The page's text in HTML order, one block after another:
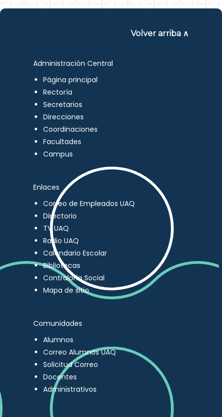
Volver arriba ∧
Administración Central
Página principal
Rectoría
Secretarios
Direcciones
Coordinaciones
Facultades
Campus
Enlaces
Correo de Empleados UAQ
Directorio
TV UAQ
Radio UAQ
Calendario Escolar
Bibliotecas
Contraloría Social
Mapa de sitio
Comunidades
Alumnos
Correo Alumnos UAQ
Solicitud Correo
Docentes
Administrativos